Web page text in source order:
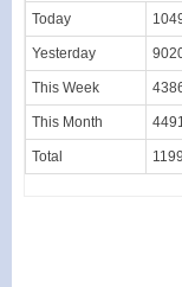
Today
Yesterday
This Week
This Month
Total